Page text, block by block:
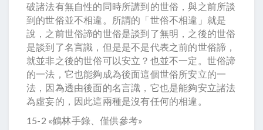
破諸法有無自性的同時所講到的世俗，與之前所談
到的世俗並不相違。所謂的「世俗不相違」就是
說，之前世俗諦的世俗是談到了無明，之後的世俗
是談到了名言識，但是是不是代表之前的世俗諦，
就並非之後的世俗可以安立？也並不一定。世俗諦
的一法，它也能夠成為後面這個世俗所安立的一
法，因為透由後面的名言識，它也是能夠安立諸法
為虛妄的，因此這兩種是沒有任何的相違。
15-2 «鶴林手錄、僅供參考»